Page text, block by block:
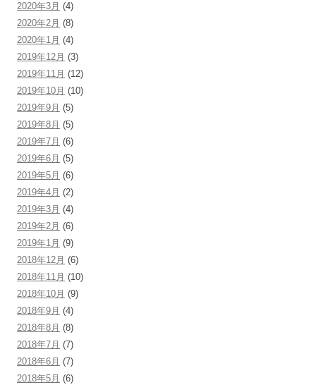
2020年3月 (4)
2020年2月 (8)
2020年1月 (4)
2019年12月 (3)
2019年11月 (12)
2019年10月 (10)
2019年9月 (5)
2019年8月 (5)
2019年7月 (6)
2019年6月 (5)
2019年5月 (6)
2019年4月 (2)
2019年3月 (4)
2019年2月 (6)
2019年1月 (9)
2018年12月 (6)
2018年11月 (10)
2018年10月 (9)
2018年9月 (4)
2018年8月 (8)
2018年7月 (7)
2018年6月 (7)
2018年5月 (6)